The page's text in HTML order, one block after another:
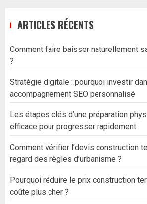
ARTICLES RÉCENTS
Comment faire baisser naturellement
?
Stratégie digitale : pourquoi investir
accompagnement SEO personnalisé
Les étapes clés d’une préparation
efficace pour progresser rapidement
Comment vérifier l’devis construction
regard des règles d’urbanisme ?
Pourquoi réduire le prix construction
coûte plus cher ?